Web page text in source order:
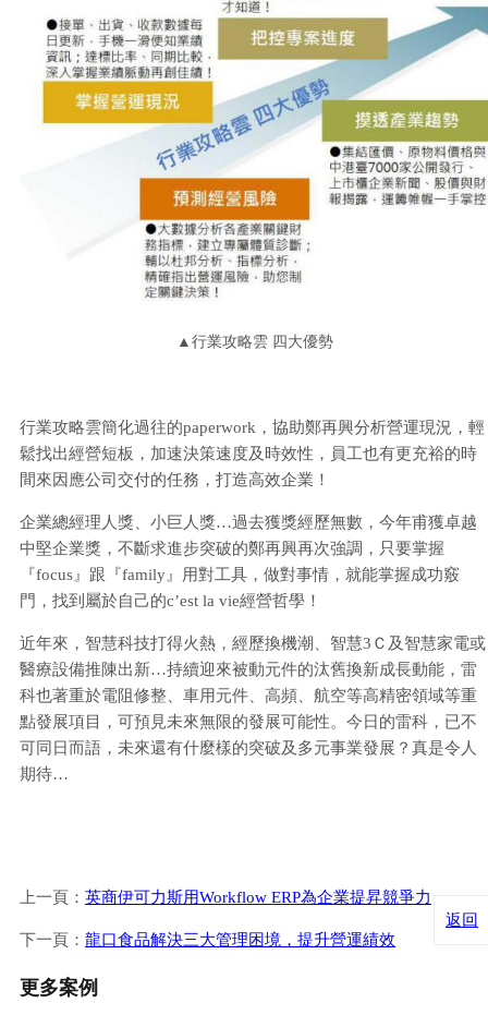
▲行業攻略雲 四大優勢
行業攻略雲簡化過往的paperwork，協助鄭再興分析營運現況，輕
鬆找出經營短板，加速決策速度及時效性，員工也有更充裕的時
間來因應公司交付的任務，打造高效企業！
企業總經理人獎、小巨人獎…過去獲獎經歷無數，今年甫獲卓越
中堅企業獎，不斷求進步突破的鄭再興再次強調，只要掌握
『focus』跟『family』用對工具，做對事情，就能掌握成功竅
門，找到屬於自己的c’est la vie經營哲學！
近年來，智慧科技打得火熱，經歷換機潮、智慧3Ｃ及智慧家電或
醫療設備推陳出新…持續迎來被動元件的汰舊換新成長動能，雷
科也著重於電阻修整、車用元件、高頻、航空等高精密領域等重
點發展項目，可預見未來無限的發展可能性。今日的雷科，已不
可同日而語，未來還有什麼樣的突破及多元事業發展？真是令人
期待…
上一頁： 英商伊可力斯用Workflow ERP為企業提昇競爭力
下一頁： 龍口食品解決三大管理困境，提升營運績效
返回
更多案例